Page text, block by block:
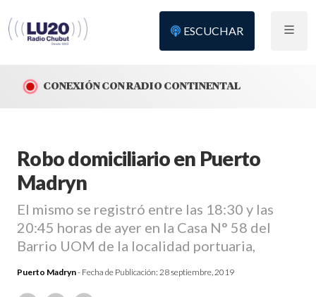
ESCUCHAR
CONEXIÓN CON RADIO CONTINENTAL
Robo domiciliario en Puerto
Madryn
El mismo se registró entre las 18:30 y las
20:45 horas de ayer en la Casa N° 58 del
Barrio UOM de la localidad portuaria,
Puerto Madryn- Fecha de Publicación: 28 septiembre, 2019